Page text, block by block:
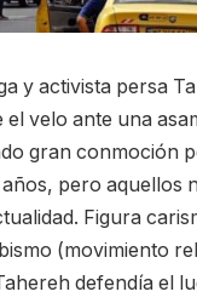
y activista persa
velo ante una
gran conmoción
años, pero aquellos
Figura
(movimiento
defendía el